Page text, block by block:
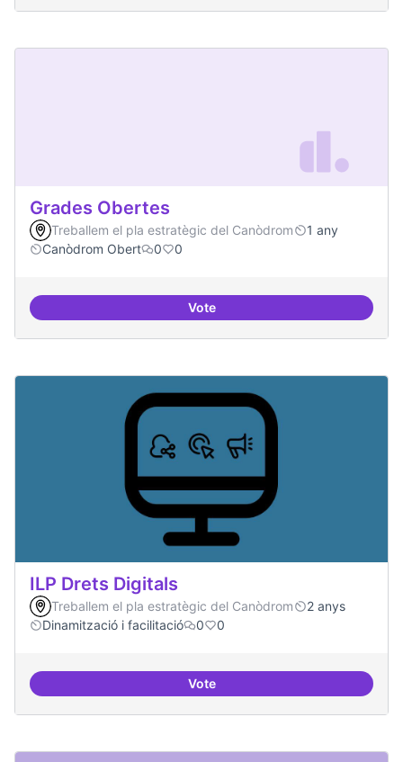
Grades Obertes
Treballem el pla estratègic del Canòdrom
1 any
Canòdrom Obert
0 0
VoteGrades Obertes
ILP Drets Digitals
Treballem el pla estratègic del Canòdrom
2 anys
Dinamització i facilitació
0 0
VoteILP Drets Digitals